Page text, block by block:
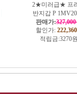
2★미러급★ 프
반지갑 P
판매가:
할인가: 222,360
적립금:3270